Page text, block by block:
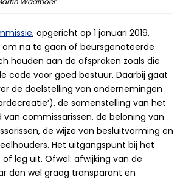
, opgericht op 1 januari 2019,
na te gaan of beursgenoteerde
houden aan de afspraken zoals die
code voor goed bestuur. Daarbij gaat
de doelstelling van ondernemingen
de samenstelling van het
commissarissen, de beloning van
de wijze van besluitvorming en
Het uitgangspunt bij het
leg uit. Ofwel: afwijking van de
dan wel graag transparant en